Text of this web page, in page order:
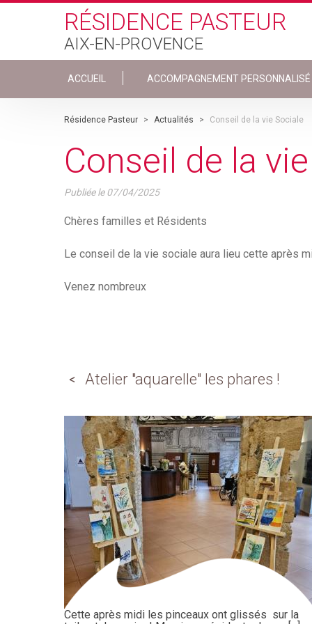
Skip to main content
RÉSIDENCE PASTEUR
AIX-EN-PROVENCE
ACCUEIL ACCOMPAGNEMENT PERSONNALISÉ
Résidence Pasteur > Actualités > Conseil de la vie Sociale
Conseil de la
Publiée le07/04/2025
Chères familles et Résidents
Le conseil de la vie sociale aura lieu cette après
Venez nombreux
Atelier "aquarelle" les phares !
Cette après midi les pinceaux ont glissés sur la